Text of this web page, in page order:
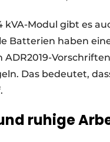
kVA-Modul gibt es
Batterien haben
Das bedeutet,
ruhige